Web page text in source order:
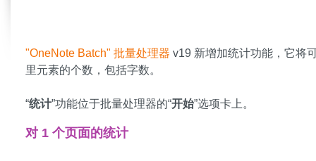
"OneNote Batch" 批量处理器 v19 新增加统计功能，它将
里元素的个数，包括字数。
“统计”功能位于批量处理器的“开始”选项卡上。
对 1 个页面的统计